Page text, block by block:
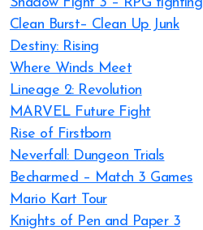
Clean Burst– Clean Up Junk
Destiny: Rising
Where Winds Meet
Lineage 2: Revolution
MARVEL Future Fight
Rise of Firstborn
Neverfall: Dungeon Trials
Becharmed – Match 3 Games
Mario Kart Tour
Knights of Pen and Paper 3